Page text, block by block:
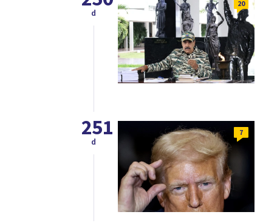
20
d
7
251
d